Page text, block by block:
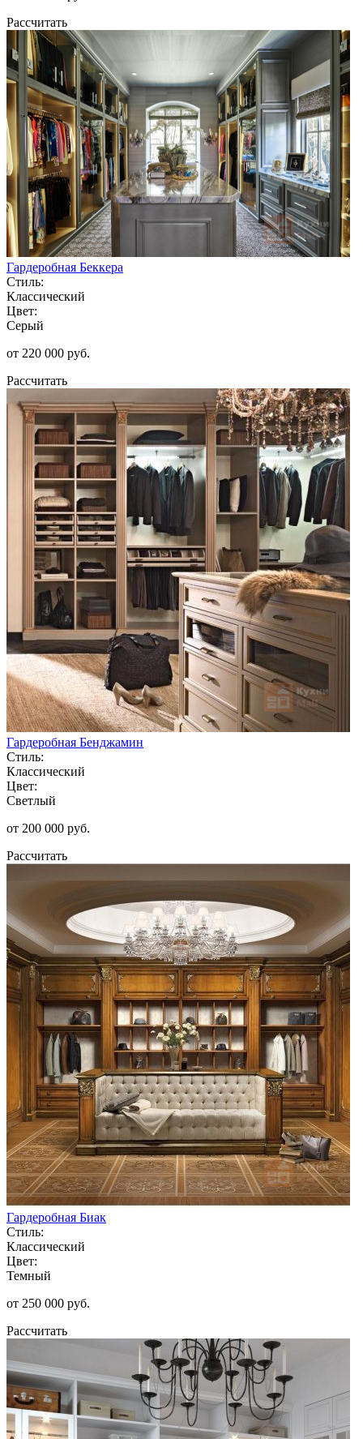
Рассчитать
Гардеробная Беккера
Стиль:
Классический
Цвет:
Серый
от 220 000 руб.
Рассчитать
Гардеробная Бенджамин
Стиль:
Классический
Цвет:
Светлый
от 200 000 руб.
Рассчитать
Гардеробная Биак
Стиль:
Классический
Цвет:
Темный
от 250 000 руб.
Рассчитать